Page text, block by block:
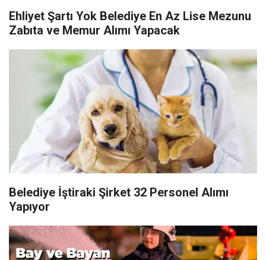
Ehliyet Şartı Yok Belediye En Az Lise Mezunu
Zabıta ve Memur Alımı Yapacak
Belediye İştiraki Şirket 32 Personel Alımı
Yapıyor